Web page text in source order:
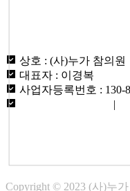
상호 : (사)누가 참의원
대표자 : 이경복
사업자등록번호 : 130-
|
Copyright © 2023 (사)누